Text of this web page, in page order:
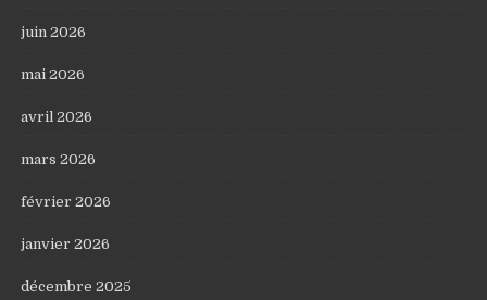
juin 2026
mai 2026
avril 2026
mars 2026
février 2026
janvier 2026
décembre 2025